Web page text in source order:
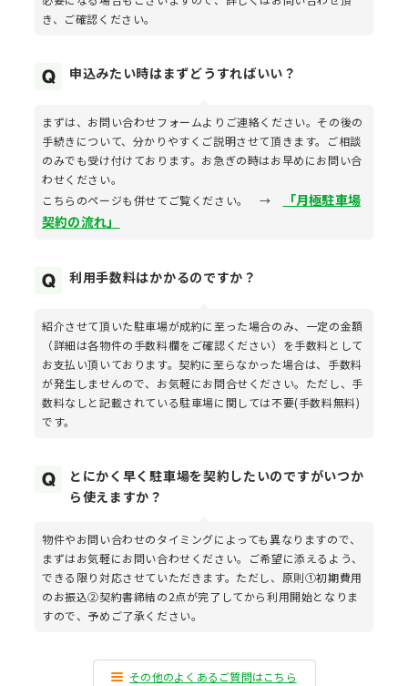
き、ご確認ください。
申込みたい時はまずどうすればいい？
まずは、お問い合わせフォームよりご連絡ください。その後の
手続きについて、分かりやすくご説明させて頂きます。ご相談
のみでも受け付けております。お急ぎの時はお早めにお問い合
わせください。
こちらのページも併せてご覧ください。 →
「月極駐車場
契約の流れ」
利用手数料はかかるのですか？
紹介させて頂いた駐車場が成約に至った場合のみ、一定の金額
（詳細は各物件の手数料欄をご確認ください）を手数料として
お支払い頂いております。契約に至らなかった場合は、手数料
が発生しませんので、お気軽にお問合せください。ただし、手
数料なしと記載されている駐車場に関しては不要(手数料無料)
です。
とにかく早く駐車場を契約したいのですがいつか
ら使えますか？
物件やお問い合わせのタイミングによっても異なりますので、
まずはお気軽にお問い合わせください。ご希望に添えるよう、
できる限り対応させていただきます。ただし、原則①初期費用
のお振込②契約書締結の2点が完了してから利用開始となりま
すので、予めご了承ください。
その他のよくあるご質問はこちら